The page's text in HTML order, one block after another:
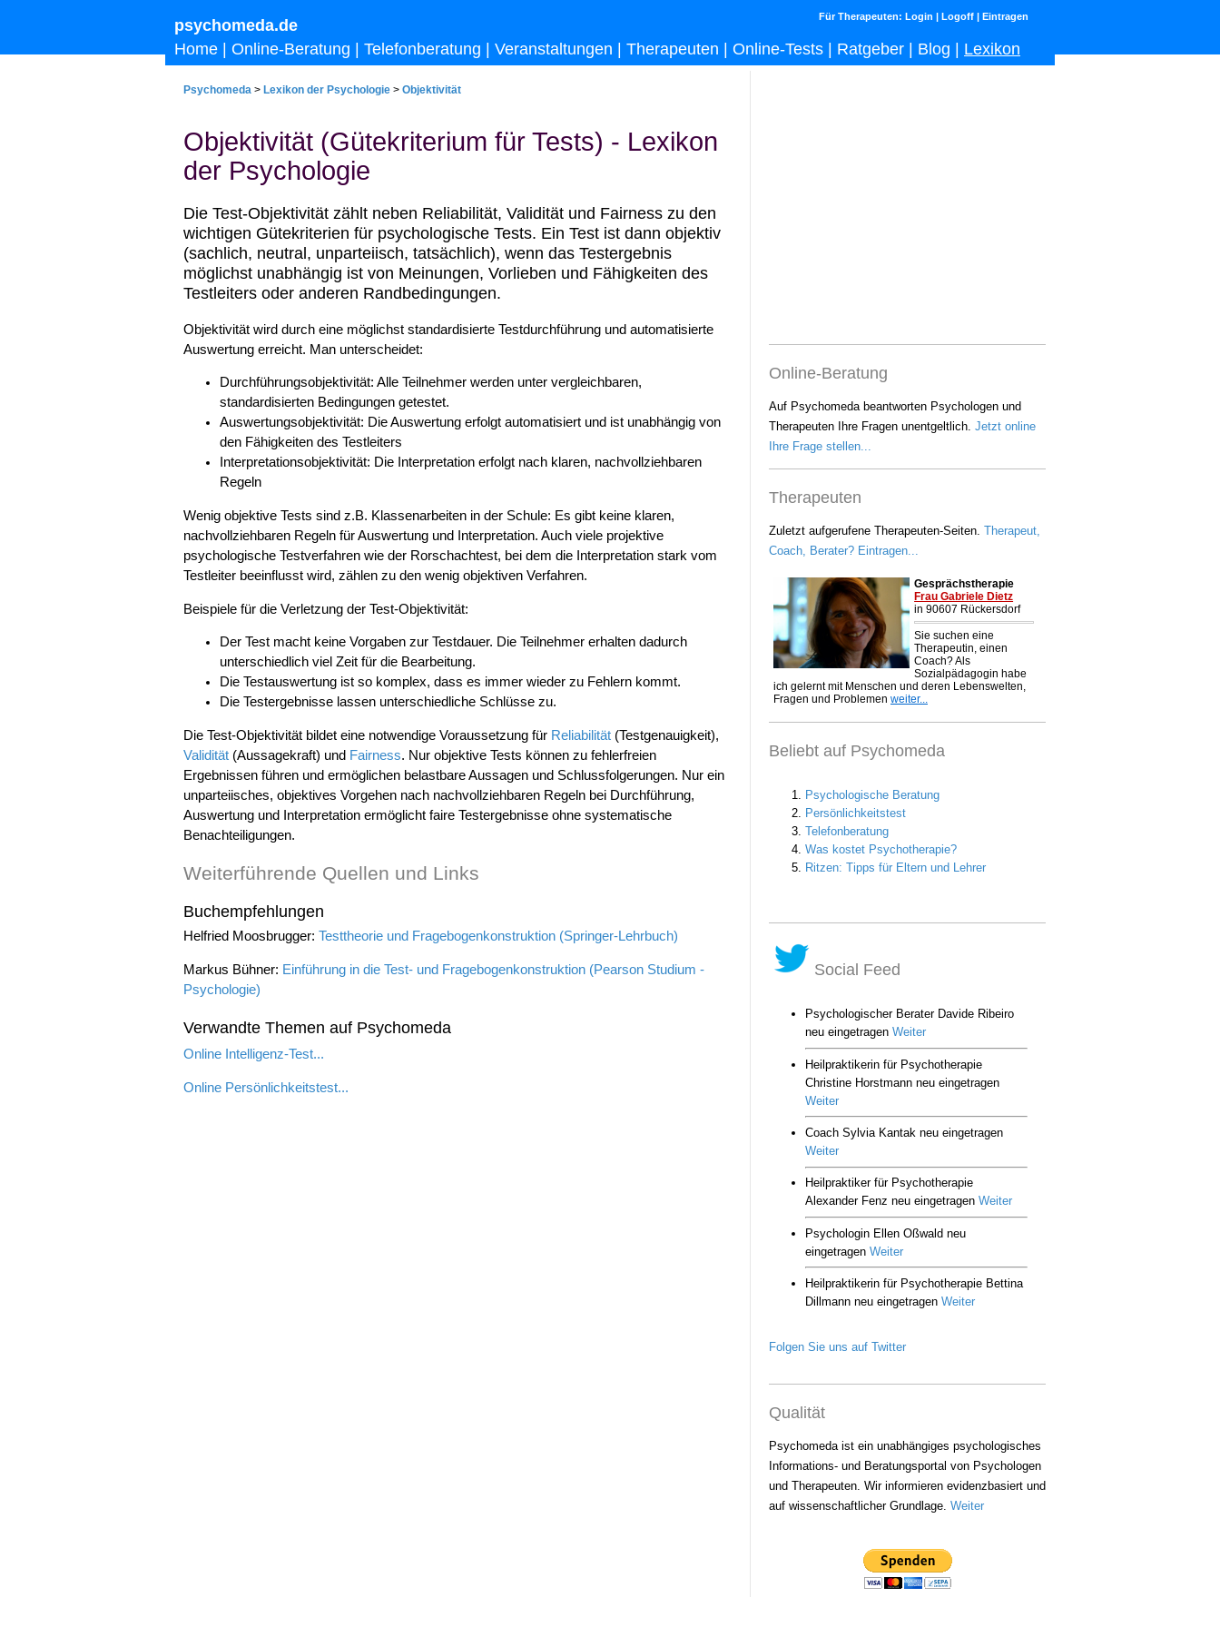
Für Therapeuten: Login | Logoff | Eintragen
psychomeda.de
Home
Online-Beratung Telefonberatung Veranstaltungen Therapeuten Online-Tests Ratgeber Blog Lexikon
Psychomeda > Lexikon der Psychologie > Objektivität
Objektivität (Gütekriterium für Tests) - Lexikon
der Psychologie
Die Test-Objektivität zählt neben Reliabilität, Validität und Fairness zu den
wichtigen Gütekriterien für psychologische Tests. Ein Test ist dann objektiv
(sachlich, neutral, unparteiisch, tatsächlich), wenn das Testergebnis
möglichst unabhängig ist von Meinungen, Vorlieben und Fähigkeiten des
Testleiters oder anderen Randbedingungen.
Objektivität wird durch eine möglichst standardisierte Testdurchführung und automatisierte
Auswertung erreicht. Man unterscheidet:
Durchführungsobjektivität: Alle Teilnehmer werden unter vergleichbaren,
standardisierten Bedingungen getestet.
Auswertungsobjektivität: Die Auswertung erfolgt automatisiert und ist unabhängig von
den Fähigkeiten des Testleiters
Interpretationsobjektivität: Die Interpretation erfolgt nach klaren, nachvollziehbaren
Regeln
Wenig objektive Tests sind z.B. Klassenarbeiten in der Schule: Es gibt keine klaren,
nachvollziehbaren Regeln für Auswertung und Interpretation. Auch viele projektive
psychologische Testverfahren wie der Rorschachtest, bei dem die Interpretation stark vom
Testleiter beeinflusst wird, zählen zu den wenig objektiven Verfahren.
Beispiele für die Verletzung der Test-Objektivität:
Der Test macht keine Vorgaben zur Testdauer. Die Teilnehmer erhalten dadurch
unterschiedlich viel Zeit für die Bearbeitung.
Die Testauswertung ist so komplex, dass es immer wieder zu Fehlern kommt.
Die Testergebnisse lassen unterschiedliche Schlüsse zu.
Die Test-Objektivität bildet eine notwendige Voraussetzung für Reliabilität (Testgenauigkeit),
Validität (Aussagekraft) und Fairness. Nur objektive Tests können zu fehlerfreien
Ergebnissen führen und ermöglichen belastbare Aussagen und Schlussfolgerungen. Nur ein
unparteiisches, objektives Vorgehen nach nachvollziehbaren Regeln bei Durchführung,
Auswertung und Interpretation ermöglicht faire Testergebnisse ohne systematische
Benachteiligungen.
Weiterführende Quellen und Links
Buchempfehlungen
Helfried Moosbrugger: Testtheorie und Fragebogenkonstruktion (Springer-Lehrbuch)
Markus Bühner: Einführung in die Test- und Fragebogenkonstruktion (Pearson Studium -
Psychologie)
Verwandte Themen auf Psychomeda
Online Intelligenz-Test...
Online Persönlichkeitstest...
Online-Beratung
Auf Psychomeda beantworten Psychologen und
Therapeuten Ihre Fragen unentgeltlich. Jetzt online
Ihre Frage stellen...
Therapeuten
Zuletzt aufgerufene Therapeuten-Seiten. Therapeut,
Coach, Berater? Eintragen...
Beliebt auf Psychomeda
Social Feed
Folgen Sie uns auf Twitter
Qualität
Psychomeda ist ein unabhängiges psychologisches
Informations- und Beratungsportal von Psychologen
und Therapeuten. Wir informieren evidenzbasiert und
auf wissenschaftlicher Grundlage. Weiter